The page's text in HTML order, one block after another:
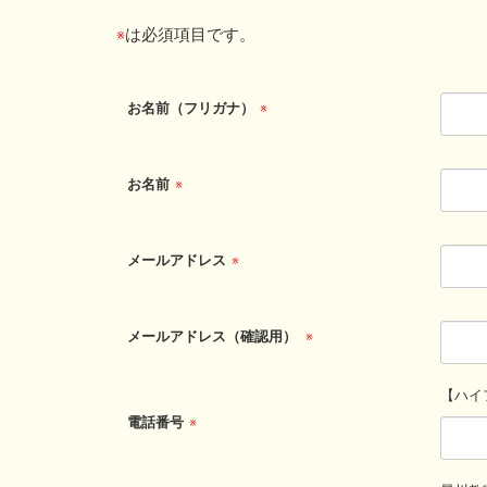
※は必須項目です。
お名前（フリガナ） ※
お名前 ※
メールアドレス ※
メールアドレス（確認用） ※
電話番号 ※
【ハ